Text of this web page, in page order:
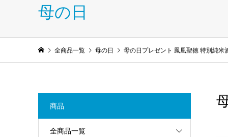
母の日
全商品一覧 母の日 母の日プレゼント 鳳凰聖徳 特別純米
商品
全商品一覧